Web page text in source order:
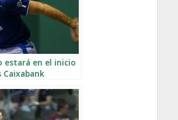
estará en el inicio
Caixabank